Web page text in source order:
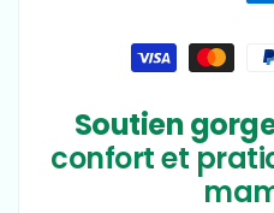
Soutien
confort et